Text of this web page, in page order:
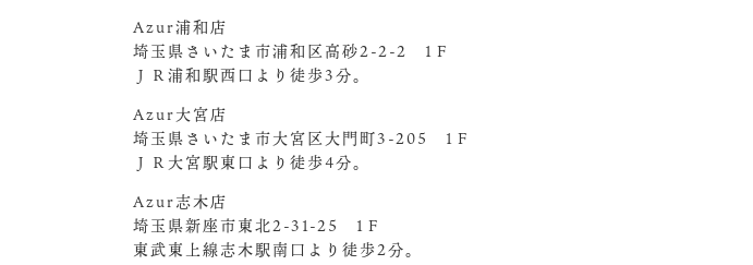
Azur浦和店
埼玉県さいたま市浦和区高砂2-2-2 1Ｆ
ＪＲ浦和駅西口より徒歩3分。
Azur大宮店
埼玉県さいたま市大宮区大門町3-205 1Ｆ
ＪＲ大宮駅東口より徒歩4分。
Azur志木店
埼玉県新座市東北2-31-25 1Ｆ
東武東上線志木駅南口より徒歩2分。